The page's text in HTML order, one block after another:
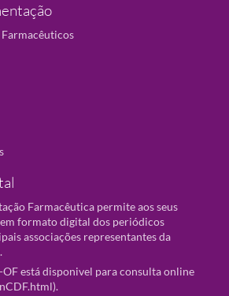
Farmacêutica permite aos seus
formato digital dos periódicos
associações representantes da
está disponivel para consulta online
).